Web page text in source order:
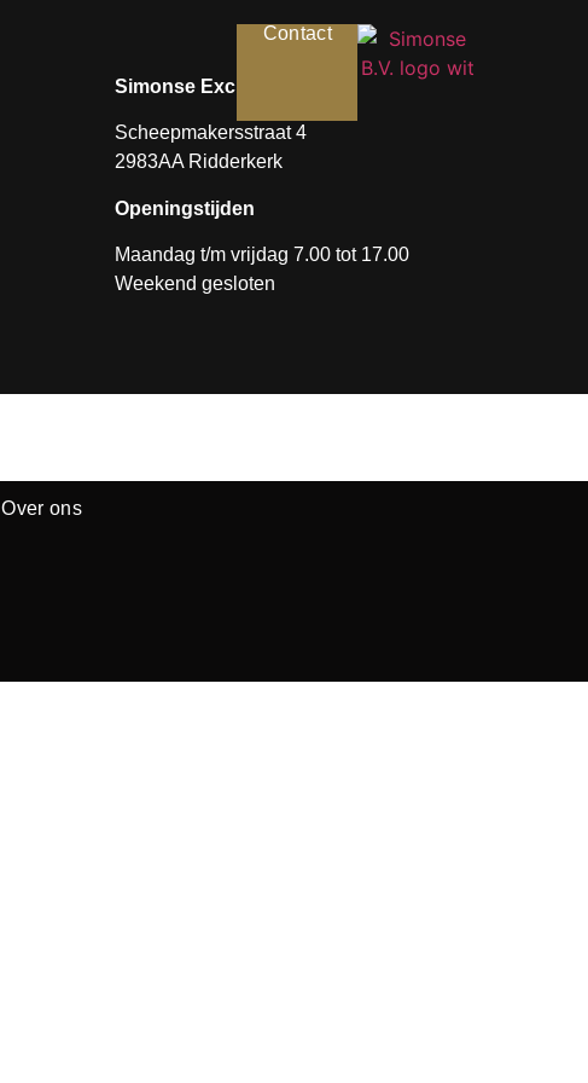
Contact
Simonse Exclusives B.V.
Scheepmakersstraat 4
2983AA Ridderkerk
Openingstijden
Maandag t/m vrijdag 7.00 tot 17.00
Weekend gesloten
Over ons